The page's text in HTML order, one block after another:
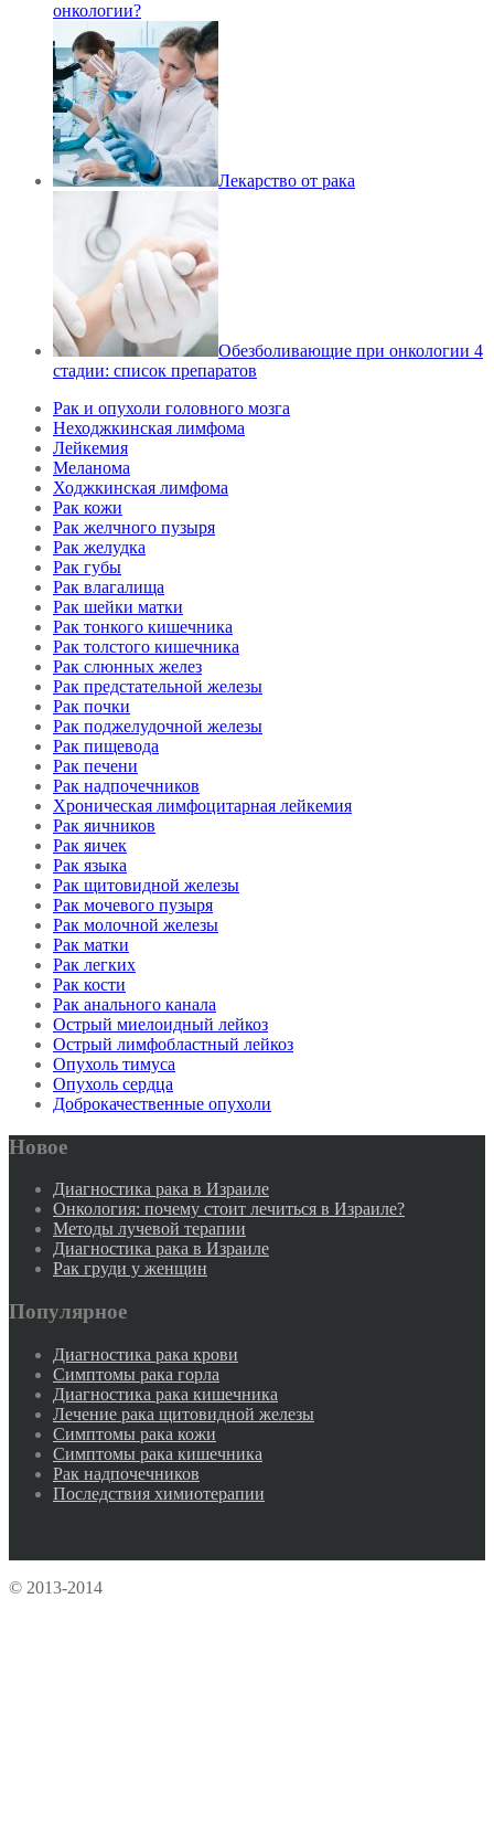
онкологии?
Лекарство от рака
Обезболивающие при онкологии 4
стадии: список препаратов
Рак и опухоли головного мозга
Неходжкинская лимфома
Лейкемия
Меланома
Ходжкинская лимфома
Рак кожи
Рак желчного пузыря
Рак желудка
Рак губы
Рак влагалища
Рак шейки матки
Рак тонкого кишечника
Рак толстого кишечника
Рак слюнных желез
Рак предстательной железы
Рак почки
Рак поджелудочной железы
Рак пищевода
Рак печени
Рак надпочечников
Хроническая лимфоцитарная лейкемия
Рак яичников
Рак яичек
Рак языка
Рак щитовидной железы
Рак мочевого пузыря
Рак молочной железы
Рак матки
Рак легких
Рак кости
Рак анального канала
Острый миелоидный лейкоз
Острый лимфобластный лейкоз
Опухоль тимуса
Опухоль сердца
Доброкачественные опухоли
Новое
Диагностика рака в Израиле
Онкология: почему стоит лечиться в Израиле?
Методы лучевой терапии
Диагностика рака в Израиле
Рак груди у женщин
Популярное
Диагностика рака крови
Симптомы рака горла
Диагностика рака кишечника
Лечение рака щитовидной железы
Симптомы рака кожи
Симптомы рака кишечника
Рак надпочечников
Последствия химиотерапии
© 2013-2014